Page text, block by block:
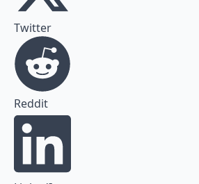
Twitter
Reddit